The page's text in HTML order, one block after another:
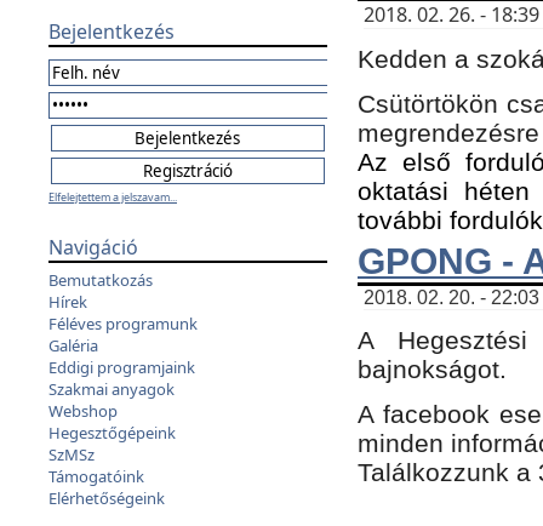
Bejelentkezés
Elfelejtettem a jelszavam...
Navigáció
Bemutatkozás
Hírek
Féléves programunk
Galéria
Eddigi programjaink
Szakmai anyagok
Webshop
Hegesztőgépeink
SzMSz
Támogatóink
Elérhetőségeink
2018. 02. 26. -
Kedden a
Csütörtökön
Az első
oktatási
további
GPONG -
2018. 02. 20. -
A
bajnokságot.
A facebook
minden
Találkozzunk a